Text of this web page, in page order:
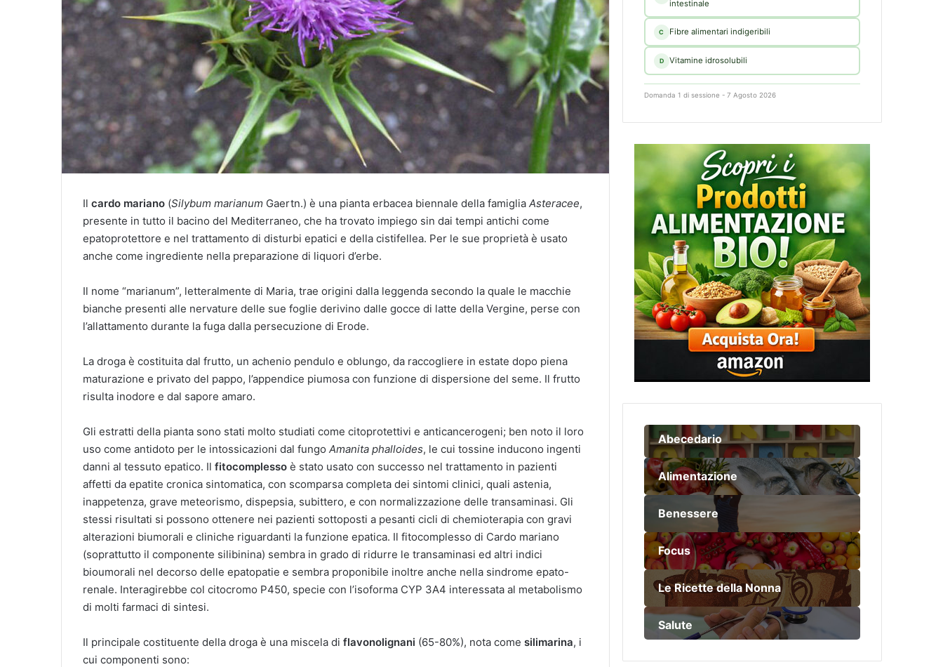
Il cardo mariano (Silybum marianum Gaertn.) è una pianta erbacea biennale della famiglia Asteracee,
presente in tutto il bacino del Mediterraneo, che ha trovato impiego sin dai tempi antichi come
epatoprotettore e nel trattamento di disturbi epatici e della cistifellea. Per le sue proprietà è usato
anche come ingrediente nella preparazione di liquori d’erbe.
Il nome “marianum”, letteralmente di Maria, trae origini dalla leggenda secondo la quale le macchie
bianche presenti alle nervature delle sue foglie derivino dalle gocce di latte della Vergine, perse con
l’allattamento durante la fuga dalla persecuzione di Erode.
La droga è costituita dal frutto, un achenio pendulo e oblungo, da raccogliere in estate dopo piena
maturazione e privato del pappo, l’appendice piumosa con funzione di dispersione del seme. Il frutto
risulta inodore e dal sapore amaro.
Gli estratti della pianta sono stati molto studiati come citoprotettivi e anticancerogeni; ben noto il loro
uso come antidoto per le intossicazioni dal fungo Amanita phalloides, le cui tossine inducono ingenti
danni al tessuto epatico. Il fitocomplesso è stato usato con successo nel trattamento in pazienti
affetti da epatite cronica sintomatica, con scomparsa completa dei sintomi clinici, quali astenia,
inappetenza, grave meteorismo, dispepsia, subittero, e con normalizzazione delle transaminasi. Gli
stessi risultati si possono ottenere nei pazienti sottoposti a pesanti cicli di chemioterapia con gravi
alterazioni biumorali e cliniche riguardanti la funzione epatica. Il fitocomplesso di Cardo mariano
(soprattutto il componente silibinina) sembra in grado di ridurre le transaminasi ed altri indici
bioumorali nel decorso delle epatopatie e sembra proponibile inoltre anche nella sindrome epato-
renale. Interagirebbe col citocromo P450, specie con l’isoforma CYP 3A4 interessata al metabolismo
di molti farmaci di sintesi.
Il principale costituente della droga è una miscela di flavonolignani (65-80%), nota come silimarina, i
cui componenti sono:
intestinale
C Fibre alimentari indigeribili
D Vitamine idrosolubili
Domanda 1 di sessione - 7 Agosto 2026
Abecedario
Alimentazione
Benessere
Focus
Le Ricette della Nonna
Salute